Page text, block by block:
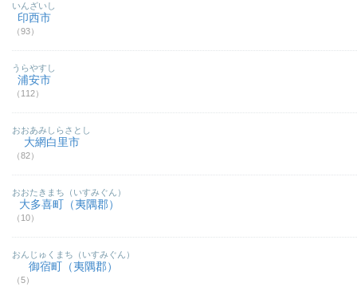
印西市
（93）
いんざいし
浦安市
（112）
うらやすし
大網白里市
（82）
おおあみしらさとし
大多喜町（夷隅郡）
（10）
おおたきまち（いすみぐん）
御宿町（夷隅郡）
（5）
おんじゅくまち（いすみぐん）